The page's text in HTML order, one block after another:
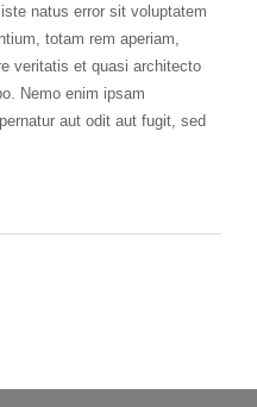
natus error sit voluptatem
totam rem aperiam,
veritatis et quasi architecto
Nemo enim ipsam
aut odit aut fugit, sed